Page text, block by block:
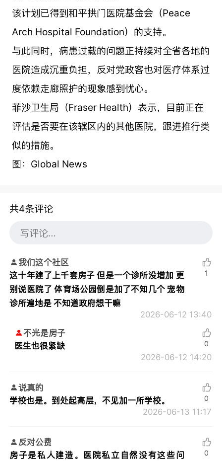
该计划已得到和平拱门医院基金会（Peace
Arch Hospital Foundation）的支持。
与此同时，病患过载的问题正持续对全省各地的
医院造成沉重负担，反对党政客也对医疗体系过
度依赖走廊照护的现象感到忧心。
菲沙卫生局（Fraser Health）表示，目前正在
评估是否要在该辖区内的其他医院，跟进推行类
似的措施。
图：Global News
共4条评论
我们这个社区
这十年建了上千套房子 但是一个诊所没增加 更
别说医院了 体育场公园倒是加了不知几个 宠物
诊所遍地是 不知道政府想干嘛
2026-06-12 13:40
1
不光是房子
医生也很紧缺
2026-06-12 14:20
0
说真的
学校也是。到处起高层，不见加一所学校。
2026-06-13 11:17
0
反对公费
房子是私人建造。医院私立自然没有这些问
0